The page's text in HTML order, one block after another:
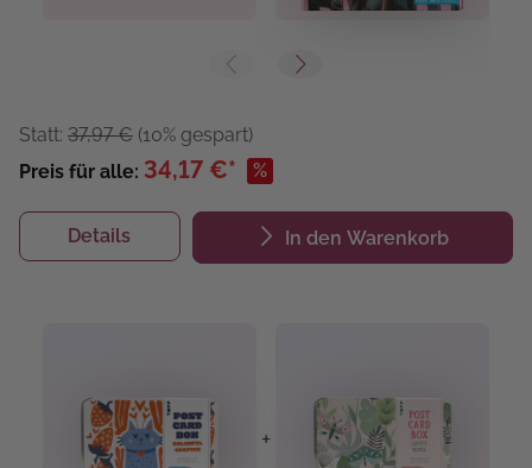
Statt: 37,97 € (10% gespart)
Preis für alle: 34,17 €* %
Details In den Warenkorb
+